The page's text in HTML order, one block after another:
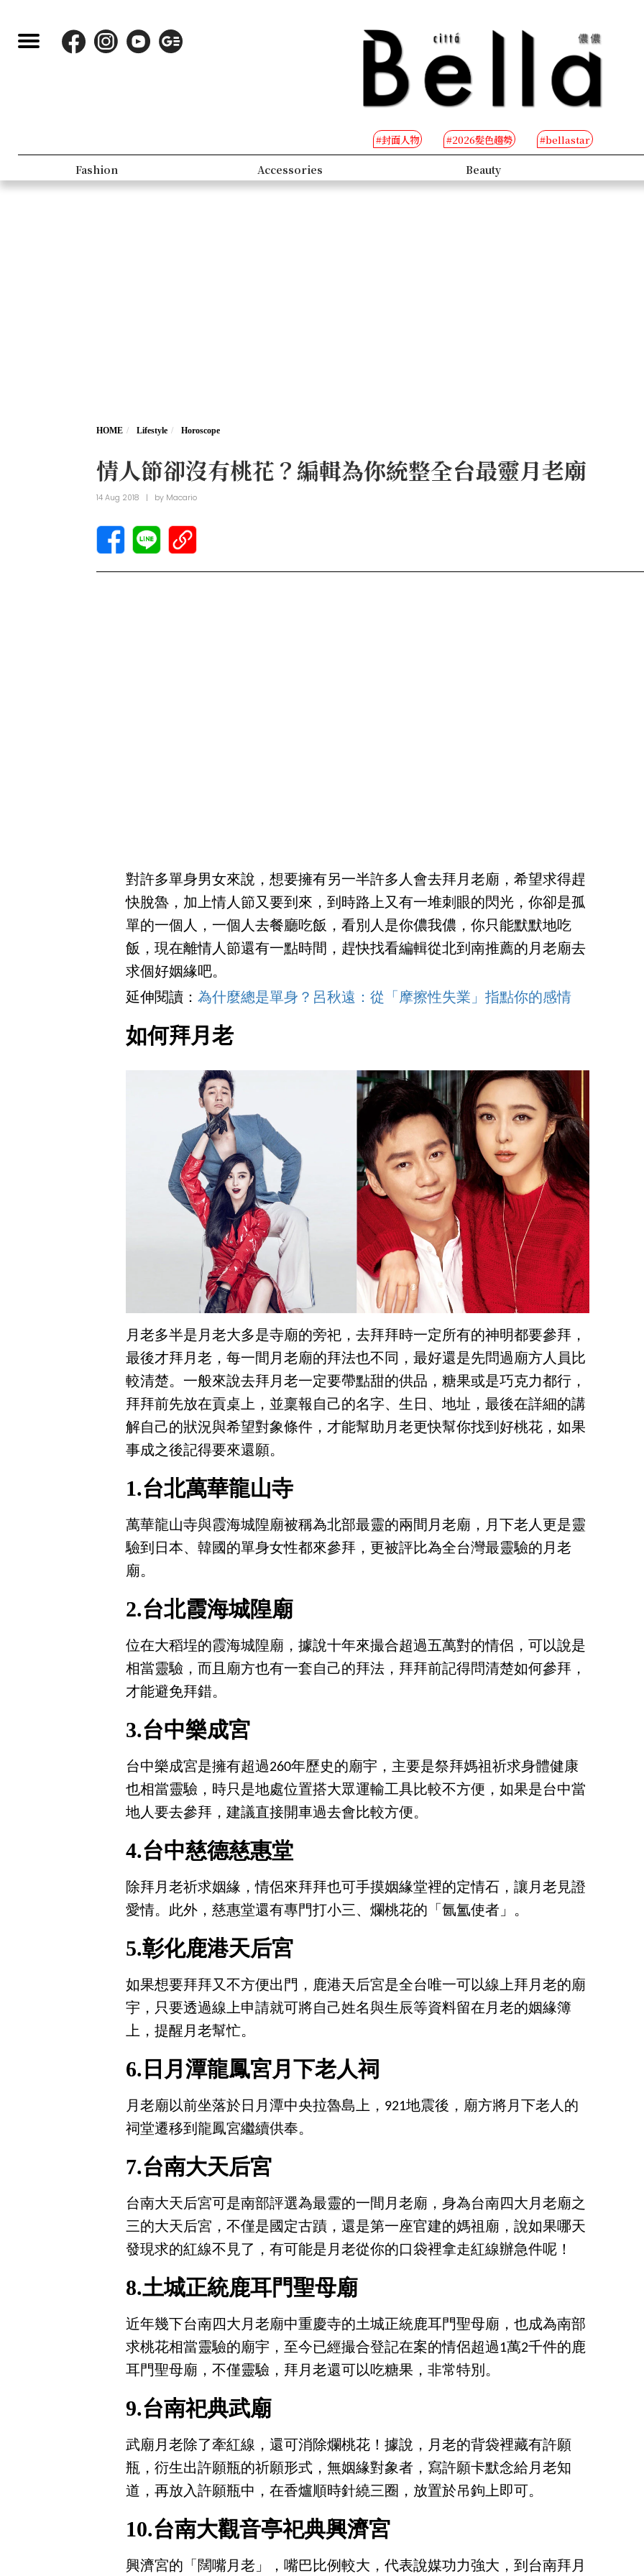
#封面人物 #2026髮色趨勢 #bellastar
Fashion Accessories Beauty
HOME Lifestyle Horoscope
情人節卻沒有桃花？編輯為你統整全台最靈月老廟
14 Aug 2018 | by Macario
對許多單身男女來說，想要擁有另一半許多人會去拜月老廟，希望求得趕
快脫魯，加上情人節又要到來，到時路上又有一堆刺眼的閃光，你卻是孤
單的一個人，一個人去餐廳吃飯，看別人是你儂我儂，你只能默默地吃
飯，現在離情人節還有一點時間，趕快找看編輯從北到南推薦的月老廟去
求個好姻緣吧。
延伸閱讀： 為什麼總是單身？呂秋遠：從「摩擦性失業」指點你的感情
如何拜月老
月老多半是月老大多是寺廟的旁祀，去拜拜時一定所有的神明都要參拜，
最後才拜月老，每一間月老廟的拜法也不同，最好還是先問過廟方人員比
較清楚。一般來說去拜月老一定要帶點甜的供品，糖果或是巧克力都行，
拜拜前先放在貢桌上，並稟報自己的名字、生日、地址，最後在詳細的講
解自己的狀況與希望對象條件，才能幫助月老更快幫你找到好桃花，如果
事成之後記得要來還願。
1.台北萬華龍山寺
萬華龍山寺與霞海城隍廟被稱為北部最靈的兩間月老廟，月下老人更是靈
驗到日本、韓國的單身女性都來參拜，更被評比為全台灣最靈驗的月老
廟。
2.台北霞海城隍廟
位在大稻埕的霞海城隍廟，據說十年來撮合超過五萬對的情侶，可以說是
相當靈驗，而且廟方也有一套自己的拜法，拜拜前記得問清楚如何參拜，
才能避免拜錯。
3.台中樂成宮
台中樂成宮是擁有超過260年歷史的廟宇，主要是祭拜媽祖祈求身體健康
也相當靈驗，時只是地處位置搭大眾運輸工具比較不方便，如果是台中當
地人要去參拜，建議直接開車過去會比較方便。
4.台中慈德慈惠堂
除拜月老祈求姻緣，情侶來拜拜也可手摸姻緣堂裡的定情石，讓月老見證
愛情。此外，慈惠堂還有專門打小三、爛桃花的「氤氳使者」。
5.彰化鹿港天后宮
如果想要拜拜又不方便出門，鹿港天后宮是全台唯一可以線上拜月老的廟
宇，只要透過線上申請就可將自己姓名與生辰等資料留在月老的姻緣簿
上，提醒月老幫忙。
6.日月潭龍鳳宮月下老人祠
月老廟以前坐落於日月潭中央拉魯島上，921地震後，廟方將月下老人的
祠堂遷移到龍鳳宮繼續供奉。
7.台南大天后宮
台南大天后宮可是南部評選為最靈的一間月老廟，身為台南四大月老廟之
三的大天后宮，不僅是國定古蹟，還是第一座官建的媽祖廟，說如果哪天
發現求的紅線不見了，有可能是月老從你的口袋裡拿走紅線辦急件呢！
8.土城正統鹿耳門聖母廟
近年幾下台南四大月老廟中重慶寺的土城正統鹿耳門聖母廟，也成為南部
求桃花相當靈驗的廟宇，至今已經撮合登記在案的情侶超過1萬2千件的鹿
耳門聖母廟，不僅靈驗，拜月老還可以吃糖果，非常特別。
9.台南祀典武廟
武廟月老除了牽紅線，還可消除爛桃花！據說，月老的背袋裡藏有許願
瓶，衍生出許願瓶的祈願形式，無姻緣對象者，寫許願卡默念給月老知
道，再放入許願瓶中，在香爐順時針繞三圈，放置於吊鉤上即可。
10.台南大觀音亭祀典興濟宮
興濟宮的「闊嘴月老」，嘴巴比例較大，代表說媒功力強大，到台南拜月